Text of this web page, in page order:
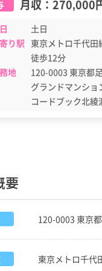
月収： 270,000
土日
り駅 東京メトロ千代田
徒歩12分
地
120-0003 東京都
グランドマンショ
コードブック北綾
要
120-0003 東京
東京メトロ千代